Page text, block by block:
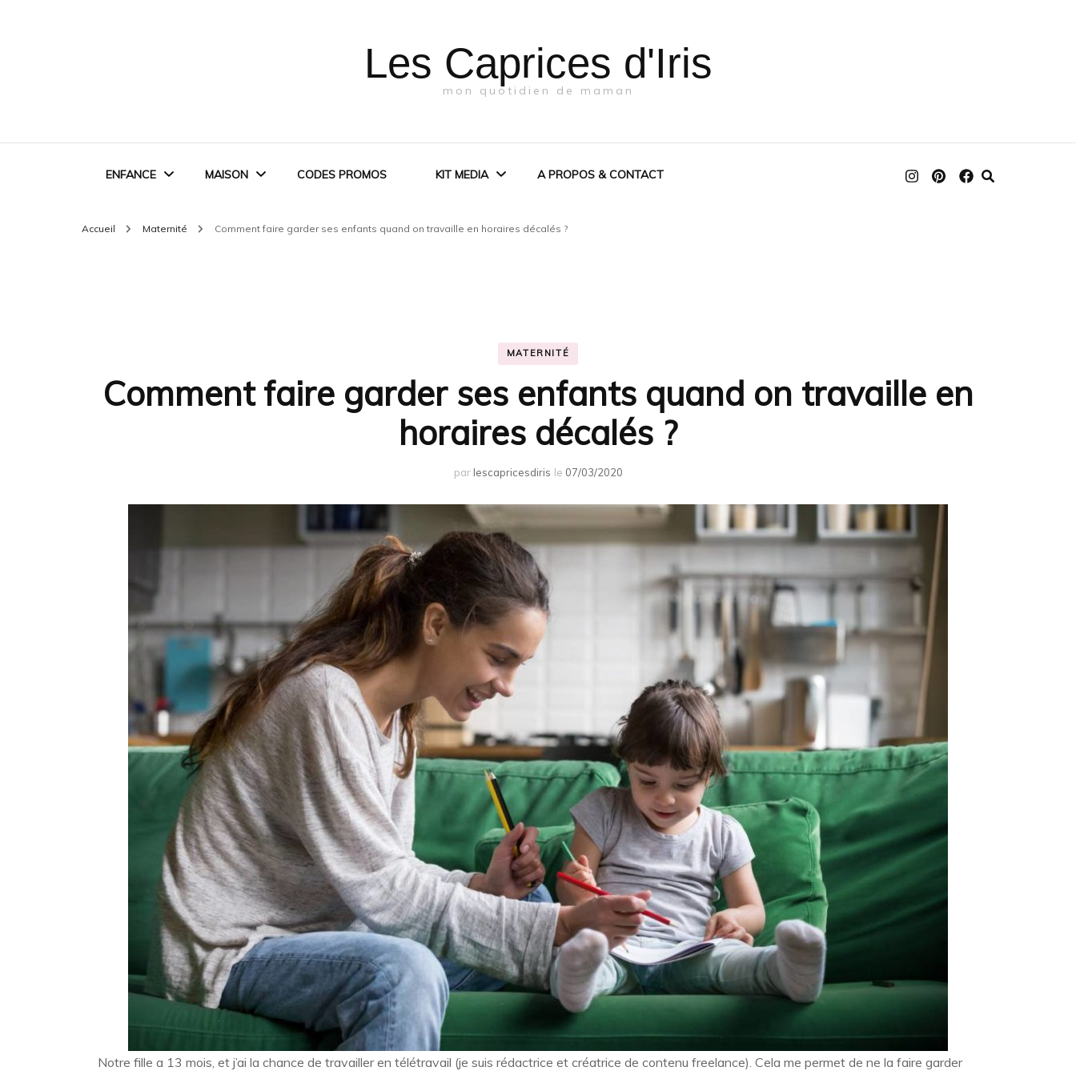
Les Caprices d'Iris
mon quotidien de maman
ENFANCE MAISON CODES PROMOS KIT MEDIA A PROPOS & CONTACT
Accueil Maternité Comment faire garder ses enfants quand on travaille en horaires décalés ?
MATERNITÉ
Comment faire garder ses enfants quand on travaille en
horaires décalés ?
par lescapricesdiris le 07/03/2020
Notre fille a 13 mois, et j’ai la chance de travailler en télétravail (je suis rédactrice et créatrice de contenu freelance). Cela me permet de ne la faire garder